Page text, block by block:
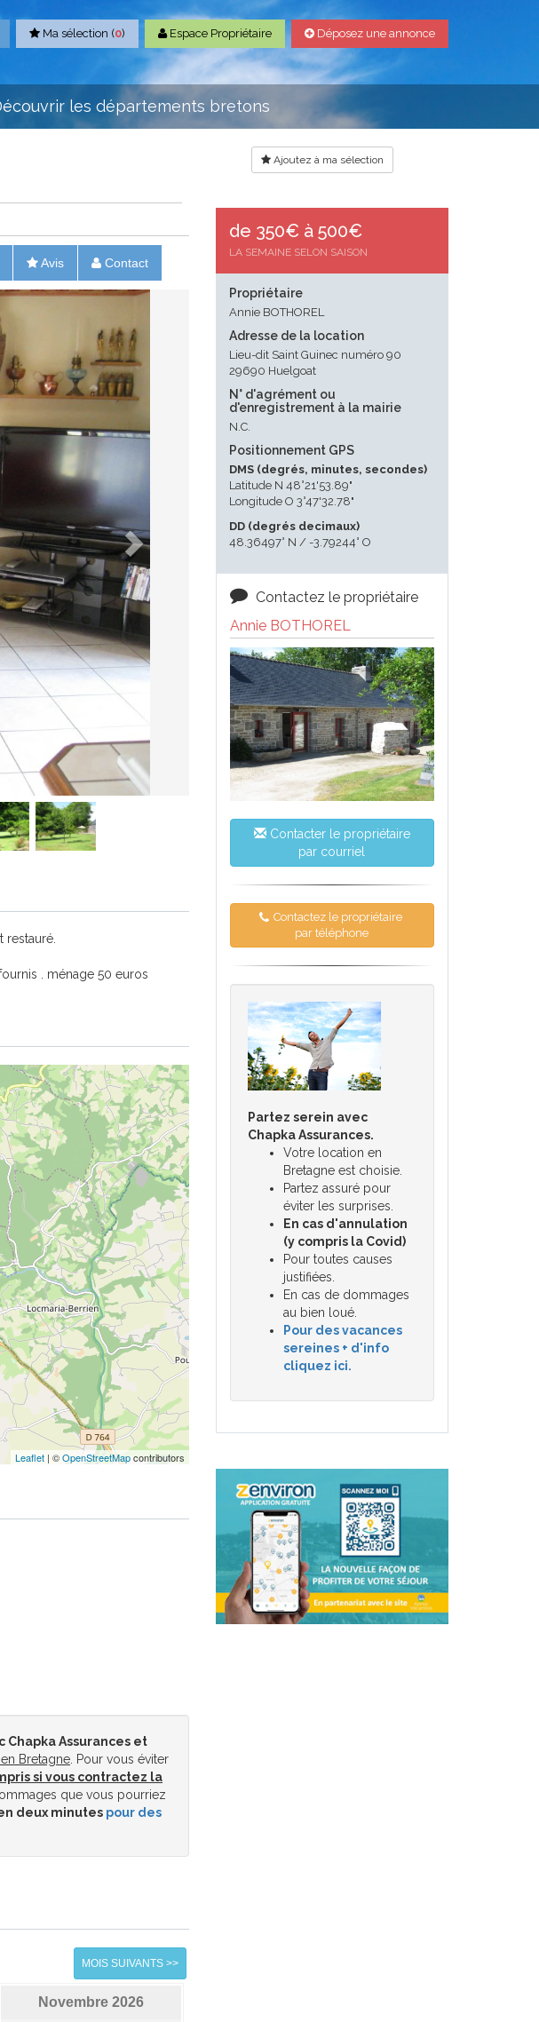
Ma sélection (0) Espace Propriétaire Déposez une annonce
les départements bretons
Ajoutez à ma sélection
Avis Contact
. ménage 50 euros
Leaflet| ©OpenStreetMapcontributors
Assurances et
Bretagne . Pour vous éviter
si vous contractez la
que vous pourriez
deux minutes pour des
MOIS SUIVANTS >>
Novembre 2026
de 350€ à 500€
LA SEMAINE SELON SAISON
Propriétaire
Annie BOTHOREL
Adresse de la location
Lieu-dit Saint Guinec numéro 90
29690 Huelgoat
N° d'agrément ou
d'enregistrement à la mairie
N.C.
Positionnement GPS
DMS (degrés, minutes, secondes)
Latitude N 48°21'53.89"
Longitude O 3°47'32.78"
DD (degrés decimaux)
48.36497° N / -3.79244° O
Contactez le propriétaire
Annie BOTHOREL
Contacter le propriétaire
par courriel
Contactez le propriétaire
par téléphone
Partez serein avec
Chapka Assurances.
Votre location en
Bretagne est choisie.
Partez assuré pour
éviter les surprises.
En cas d'annulation
(y compris la Covid)
Pour toutes causes
justifiées.
En cas de dommages
au bien loué.
Pour des vacances
sereines + d'info
cliquez ici.